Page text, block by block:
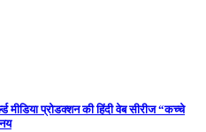
मीडिया प्रोडक्शन की हिंदी वेब सीरीज “कच्चे